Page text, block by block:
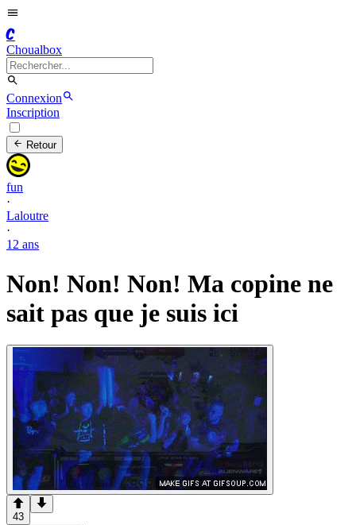
C
Choualbox
Connexion
Inscription
Retour
fun
·
Laloutre
·
12 ans
Non! Non! Non! Ma copine ne
sait pas que je suis ici
43